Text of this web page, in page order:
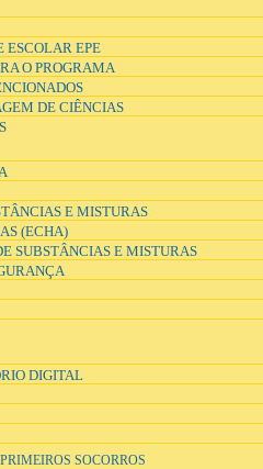
ESCOLAR EPE
O PROGRAMA
DE CIÊNCIAS
E MISTURAS
(ECHA)
SUBSTÂNCIAS E MISTURAS
DIGITAL
SOCORROS
socorros
Situações de
Jardins de Infância e
e de Desenvolvimento
socorros